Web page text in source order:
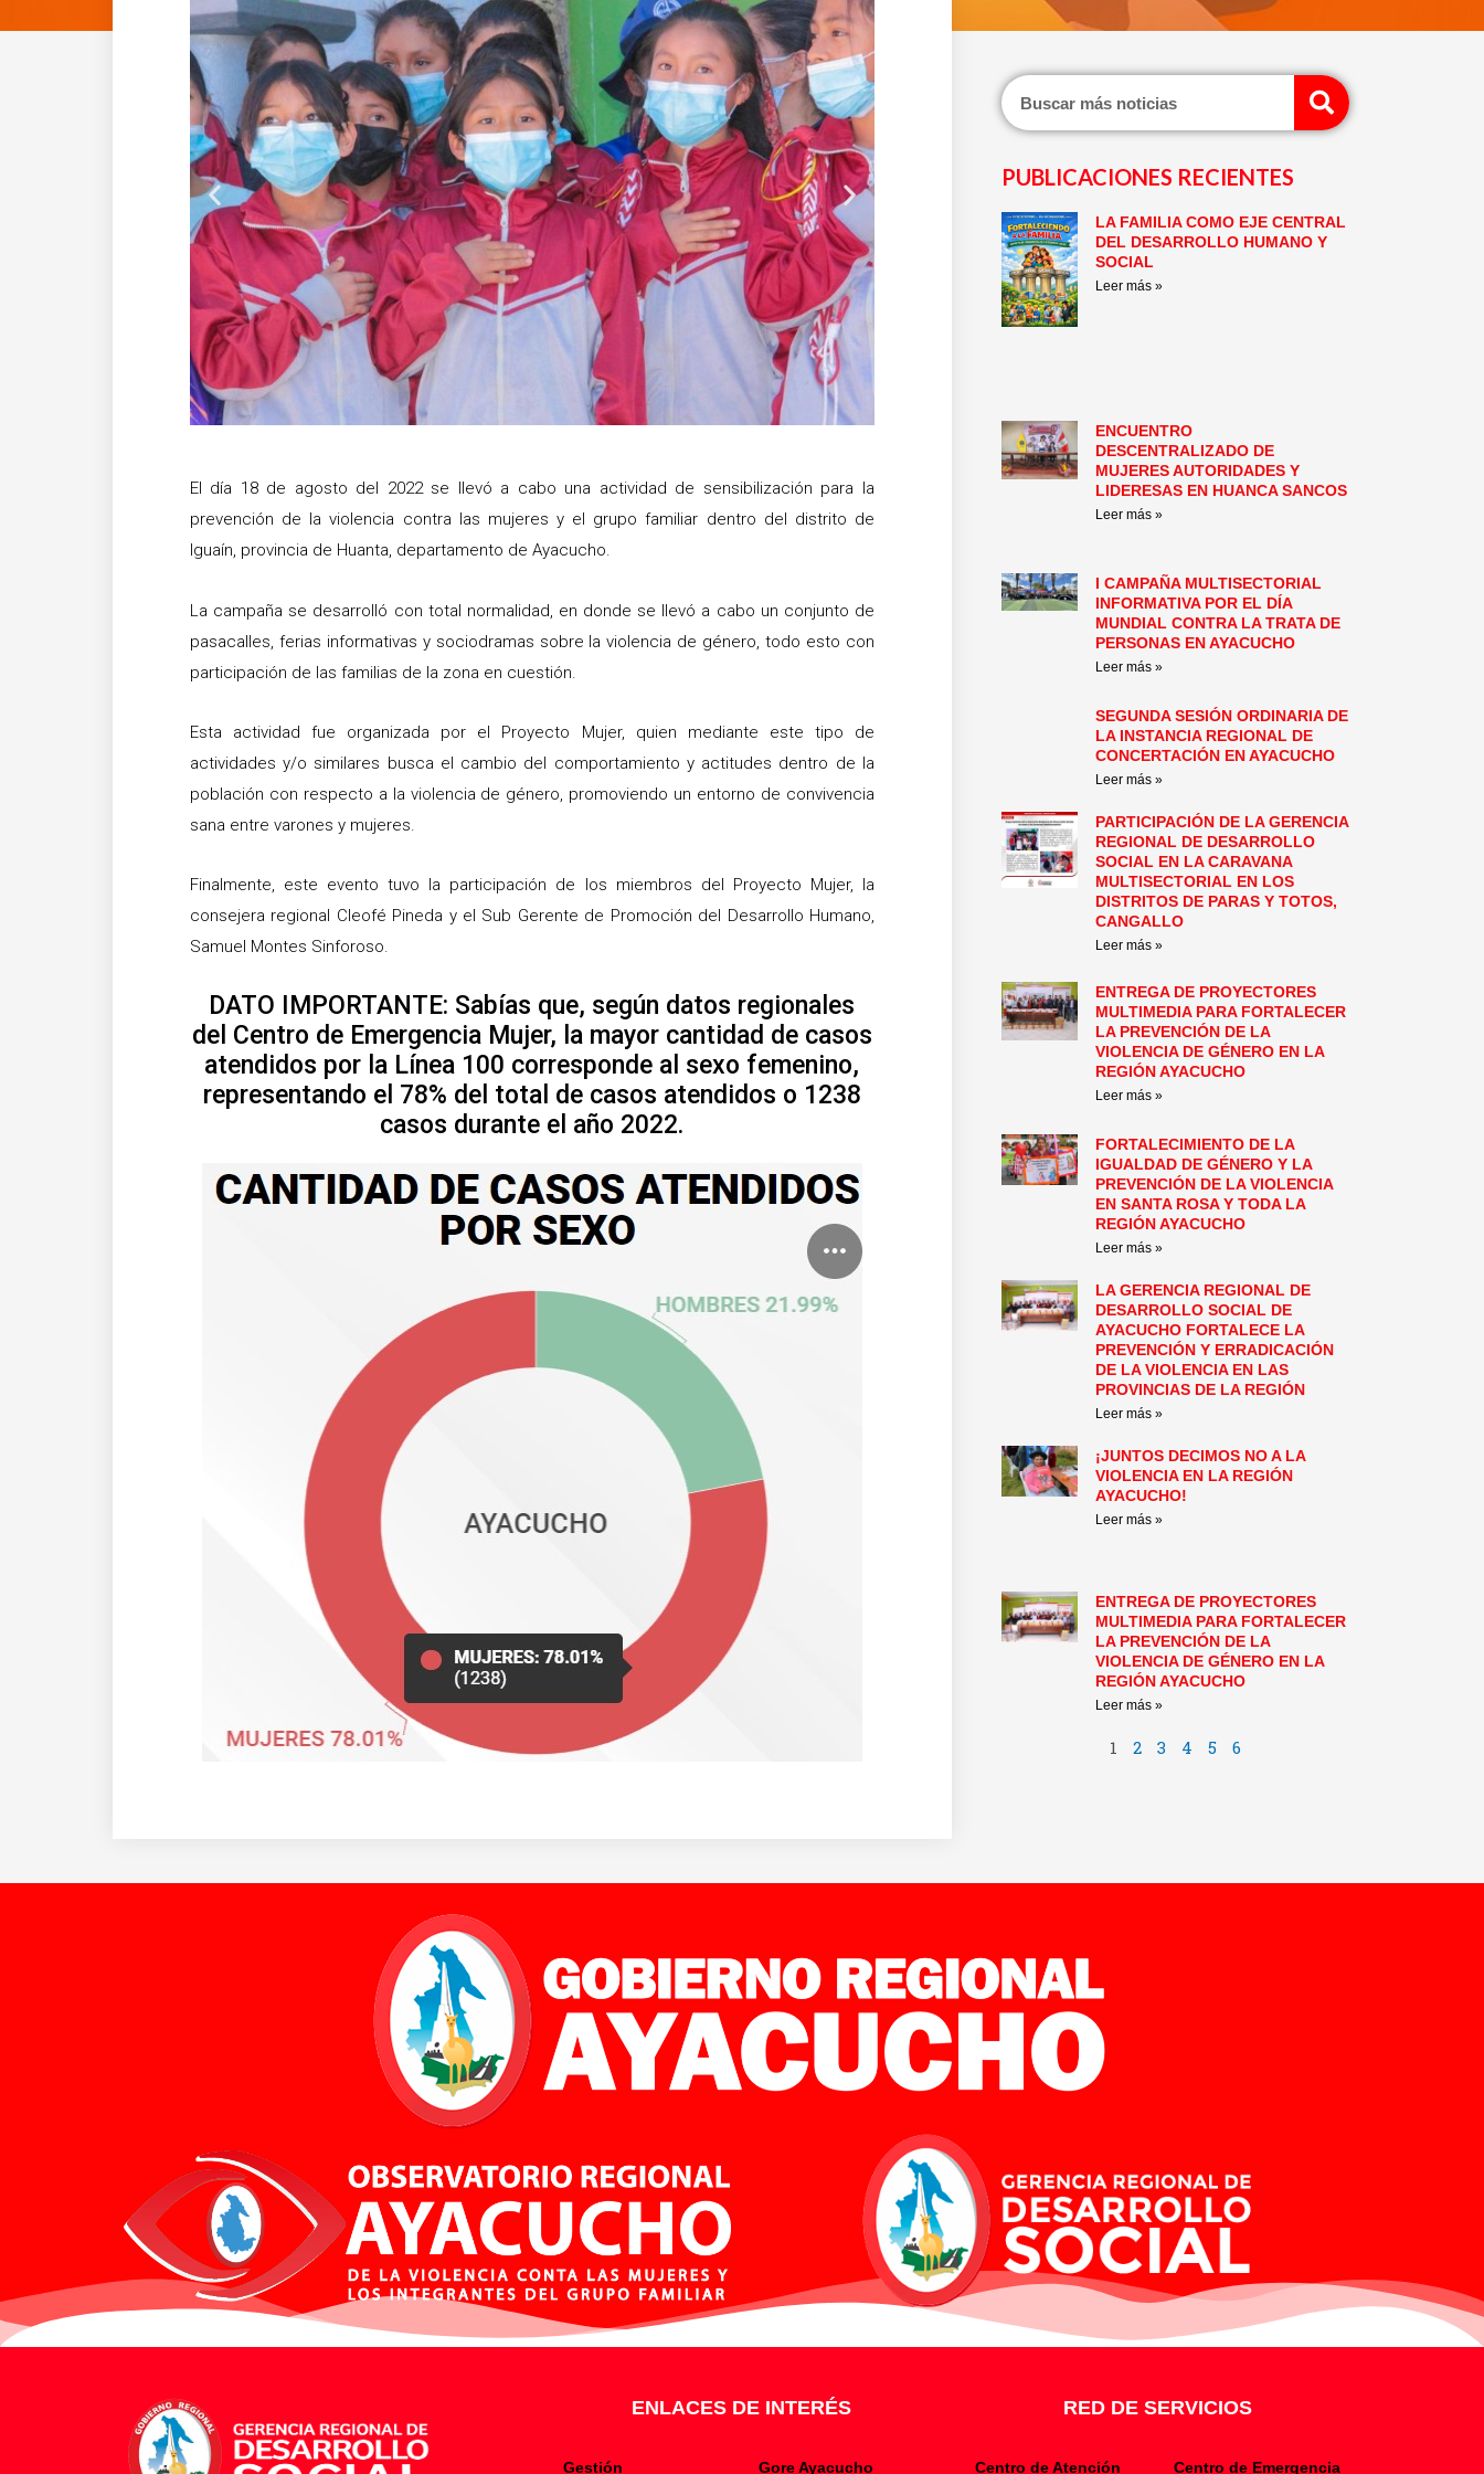
Anterior Siguiente
El día 18 de agosto del 2022 se llevó a cabo una actividad de sensibilización para la
prevención de la violencia contra las mujeres y el grupo familiar dentro del distrito de
Iguaín, provincia de Huanta, departamento de Ayacucho.
La campaña se desarrolló con total normalidad, en donde se llevó a cabo un conjunto de
pasacalles, ferias informativas y sociodramas sobre la violencia de género, todo esto con
participación de las familias de la zona en cuestión.
Esta actividad fue organizada por el Proyecto Mujer, quien mediante este tipo de
actividades y/o similares busca el cambio del comportamiento y actitudes dentro de la
población con respecto a la violencia de género, promoviendo un entorno de convivencia
sana entre varones y mujeres.
Finalmente, este evento tuvo la participación de los miembros del Proyecto Mujer, la
consejera regional Cleofé Pineda y el Sub Gerente de Promoción del Desarrollo Humano,
Samuel Montes Sinforoso.
DATO IMPORTANTE: Sabías que, según datos regionales
del Centro de Emergencia Mujer, la mayor cantidad de casos
atendidos por la Línea 100 corresponde al sexo femenino,
representando el 78% del total de casos atendidos o 1238
casos durante el año 2022.
Search
PUBLICACIONES RECIENTES
LA FAMILIA COMO EJE CENTRAL
DEL DESARROLLO HUMANO Y
SOCIAL
Leer más »
ENCUENTRO
DESCENTRALIZADO DE
MUJERES AUTORIDADES Y
LIDERESAS EN HUANCA SANCOS
Leer más »
I CAMPAÑA MULTISECTORIAL
INFORMATIVA POR EL DÍA
MUNDIAL CONTRA LA TRATA DE
PERSONAS EN AYACUCHO
Leer más »
SEGUNDA SESIÓN ORDINARIA DE
LA INSTANCIA REGIONAL DE
CONCERTACIÓN EN AYACUCHO
Leer más »
PARTICIPACIÓN DE LA GERENCIA
REGIONAL DE DESARROLLO
SOCIAL EN LA CARAVANA
MULTISECTORIAL EN LOS
DISTRITOS DE PARAS Y TOTOS,
CANGALLO
Leer más »
ENTREGA DE PROYECTORES
MULTIMEDIA PARA FORTALECER
LA PREVENCIÓN DE LA
VIOLENCIA DE GÉNERO EN LA
REGIÓN AYACUCHO
Leer más »
FORTALECIMIENTO DE LA
IGUALDAD DE GÉNERO Y LA
PREVENCIÓN DE LA VIOLENCIA
EN SANTA ROSA Y TODA LA
REGIÓN AYACUCHO
Leer más »
LA GERENCIA REGIONAL DE
DESARROLLO SOCIAL DE
AYACUCHO FORTALECE LA
PREVENCIÓN Y ERRADICACIÓN
DE LA VIOLENCIA EN LAS
PROVINCIAS DE LA REGIÓN
Leer más »
¡JUNTOS DECIMOS NO A LA
VIOLENCIA EN LA REGIÓN
AYACUCHO!
Leer más »
ENTREGA DE PROYECTORES
MULTIMEDIA PARA FORTALECER
LA PREVENCIÓN DE LA
VIOLENCIA DE GÉNERO EN LA
REGIÓN AYACUCHO
Leer más »
Page
1
Page
2
Page
3
Page
4
Page
5
Page
6
ENLACES DE INTERÉS
Gestión Gore Ayacucho
RED DE SERVICIOS
Centro de Atención Centro de Emergencia